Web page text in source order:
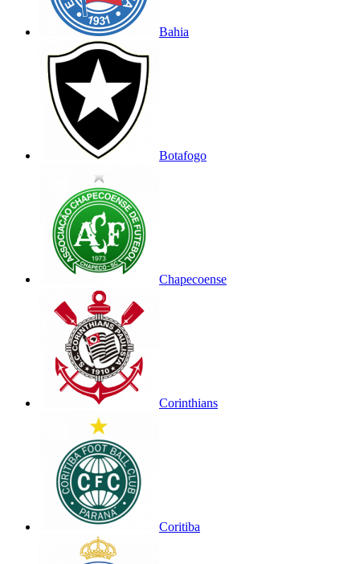
Bahia
Botafogo
Chapecoense
Corinthians
Coritiba